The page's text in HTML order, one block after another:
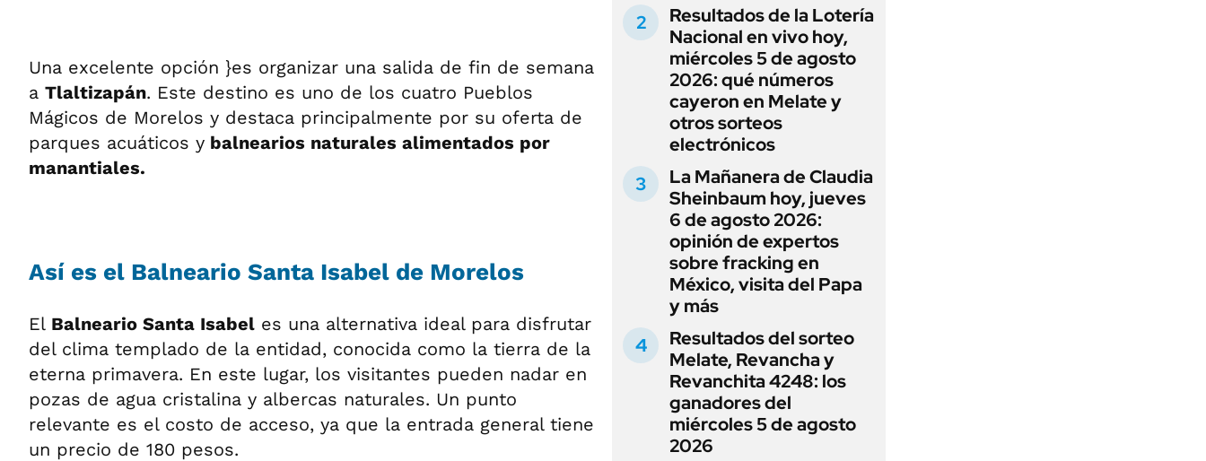
Una excelente opción }es organizar una salida de fin de semana
a Tlaltizapán. Este destino es uno de los cuatro Pueblos
Mágicos de Morelos y destaca principalmente por su oferta de
parques acuáticos y balnearios naturales alimentados por
manantiales.
Así es el Balneario Santa Isabel de Morelos
El Balneario Santa Isabel es una alternativa ideal para disfrutar
del clima templado de la entidad, conocida como la tierra de la
eterna primavera. En este lugar, los visitantes pueden nadar en
pozas de agua cristalina y albercas naturales. Un punto
relevante es el costo de acceso, ya que la entrada general tiene
un precio de 180 pesos.
Resultados de la Lotería
Nacional en vivo hoy,
miércoles 5 de agosto
2026: qué números
cayeron en Melate y
otros sorteos
electrónicos
La Mañanera de Claudia
Sheinbaum hoy, jueves
6 de agosto 2026:
opinión de expertos
sobre fracking en
México, visita del Papa
y más
Resultados del sorteo
Melate, Revancha y
Revanchita 4248: los
ganadores del
miércoles 5 de agosto
2026